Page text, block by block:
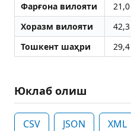
Фарғона вилояти
21,0
Хоразм вилояти
42,3
Тошкент шаҳри
29,4
Юклаб олиш
CSV JSON XML